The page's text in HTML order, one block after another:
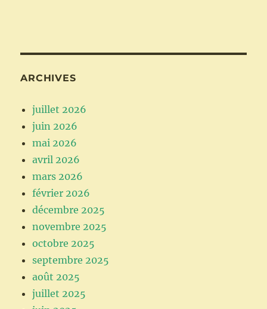
ARCHIVES
juillet 2026
juin 2026
mai 2026
avril 2026
mars 2026
février 2026
décembre 2025
novembre 2025
octobre 2025
septembre 2025
août 2025
juillet 2025